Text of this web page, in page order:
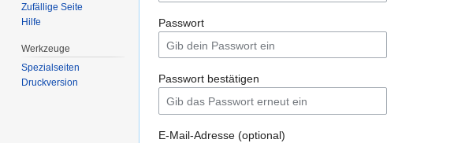
Passwort
Passwort bestätigen
E-Mail-Adresse (optional)
Zufällige Seite
Hilfe
Werkzeuge
Spezialseiten
Druckversion